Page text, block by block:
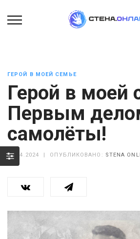
ГЕРОЙ В МОЕЙ СЕМЬЕ
Герой в моей
Первым
самолёты!
22.04.2024 ОПУБЛИКОВАНО: STENA